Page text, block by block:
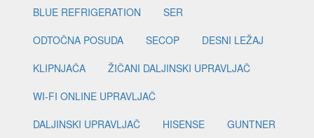
BLUE REFRIGERATION
SER
ODTOČNA POSUDA
SECOP
DESNI LEŽAJ
KLIPNJAČA
ŽIČANI DALJINSKI UPRAVLJAČ
WI-FI ONLINE UPRAVLJAČ
DALJINSKI UPRAVLJAČ
HISENSE GUNTNER